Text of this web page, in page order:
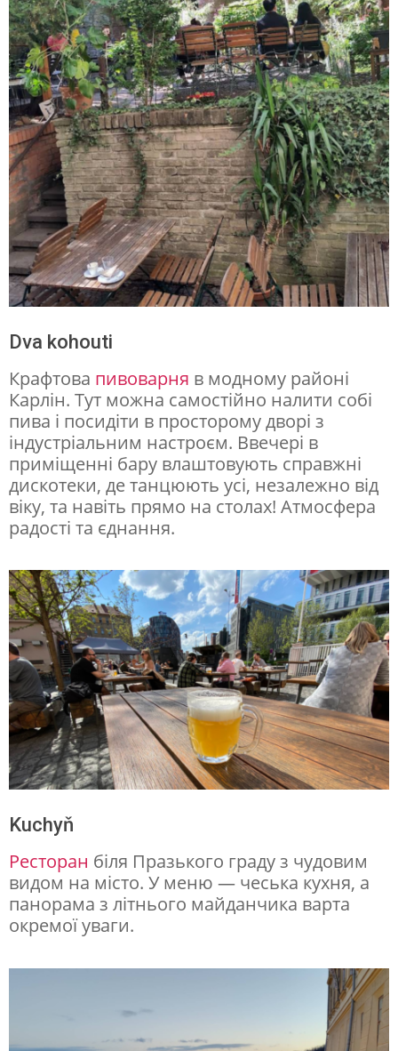
Dva kohouti
Крафтова пивоварня в модному районі
Карлін. Тут можна самостійно налити собі
пива і посидіти в просторому дворі з
індустріальним настроєм. Ввечері в
приміщенні бару влаштовують справжні
дискотеки, де танцюють усі, незалежно від
віку, та навіть прямо на столах! Атмосфера
радості та єднання.
Kuchyň
Ресторан біля Празького граду з чудовим
видом на місто. У меню — чеська кухня, а
панорама з літнього майданчика варта
окремої уваги.